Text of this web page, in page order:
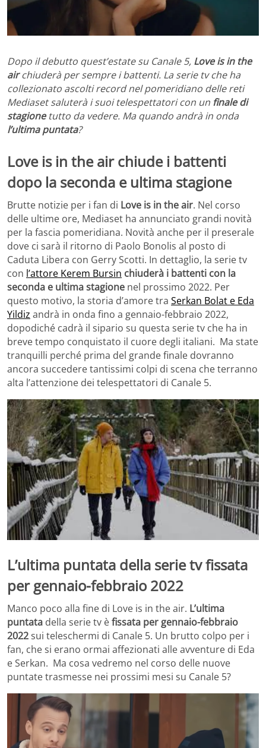
Dopo il debutto quest’estate su Canale 5, Love is in the
airchiuderà per sempre i battenti. La serie tv che ha
collezionato ascolti record nel pomeridiano delle reti
Mediaset saluterà i suoi telespettatori con un finale di
stagionetutto da vedere. Ma quando andrà in onda
l’ultima puntata?
Love is in the air chiude i battenti
dopo la seconda e ultima stagione
Brutte notizie per i fan di Love is in the air. Nel corso
delle ultime ore, Mediaset ha annunciato grandi novità
per la fascia pomeridiana. Novità anche per il preserale
dove ci sarà il ritorno di Paolo Bonolis al posto di
Caduta Libera con Gerry Scotti. In dettaglio, la serie tv
con l’attore Kerem Bursin chiuderà i battenti con la
seconda e ultima stagione nel prossimo 2022. Per
questo motivo, la storia d’amore tra Serkan Bolat e Eda
Yildiz andrà in onda fino a gennaio-febbraio 2022,
dopodiché cadrà il sipario su questa serie tv che ha in
breve tempo conquistato il cuore degli italiani. Ma state
tranquilli perché prima del grande finale dovranno
ancora succedere tantissimi colpi di scena che terranno
alta l’attenzione dei telespettatori di Canale 5.
L’ultima puntata della serie tv fissata
per gennaio-febbraio 2022
Manco poco alla fine di Love is in the air. L’ultima
puntata della serie tv èfissata per gennaio-febbraio
2022sui teleschermi di Canale 5. Un brutto colpo per i
fan, che si erano ormai affezionati alle avventure di Eda
e Serkan. Ma cosa vedremo nel corso delle nuove
puntate trasmesse nei prossimi mesi su Canale 5?